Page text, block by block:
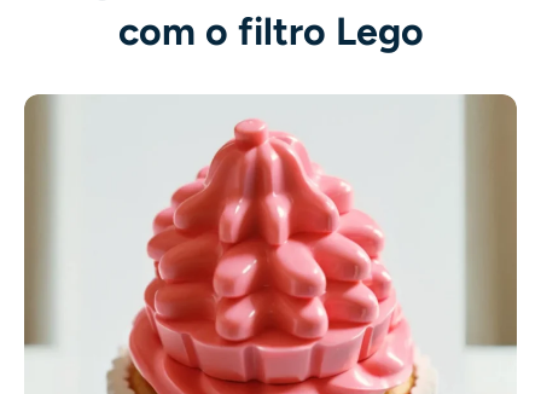
AI Recolorir
Ferramentas de retrato
Trocador de penteado
Trocador de roupas
Bebê AI
com o filtro Lego